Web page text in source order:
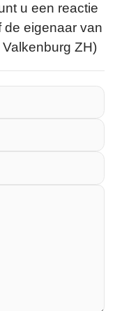
u een reactie
de eigenaar van
ZH)